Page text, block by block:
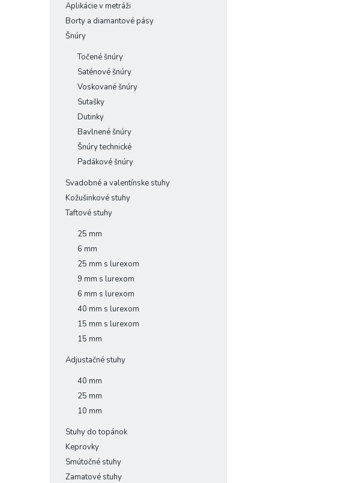
Aplikácie v metráži
Borty a diamantové pásy
Šnúry
Točené šnúry
Saténové šnúry
Voskované šnúry
Sutašky
Dutinky
Bavlnené šnúry
Šnúry technické
Padákové šnúry
Svadobné a valentínske stuhy
Kožušinkové stuhy
Taftové stuhy
25 mm
6 mm
25 mm s lurexom
9 mm s lurexom
6 mm s lurexom
40 mm s lurexom
15 mm s lurexom
15 mm
Adjustačné stuhy
40 mm
25 mm
10 mm
Stuhy do topánok
Keprovky
Smútočné stuhy
Zamatové stuhy